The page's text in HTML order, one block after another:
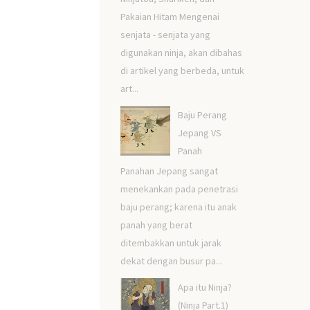
Pakaian Hitam Mengenai
senjata - senjata yang
digunakan ninja, akan dibahas
di artikel yang berbeda, untuk
art...
Baju Perang
Jepang VS
Panah
Panahan Jepang sangat
menekankan pada penetrasi
baju perang; karena itu anak
panah yang berat
ditembakkan untuk jarak
dekat dengan busur pa...
Apa itu Ninja?
(Ninja Part.1)